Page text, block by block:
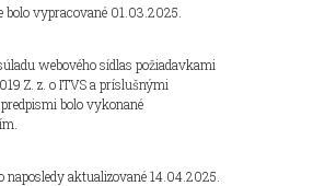
bolo vypracované 01.03.2025.
webového sídlas požiadavkami
Z. z. o ITVS a príslušnými
bolo vykonané
naposledy aktualizované 14.04.2025.